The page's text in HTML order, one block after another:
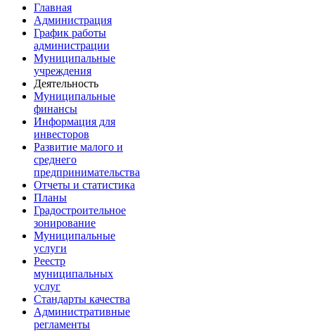
Главная
Администрация
График работы
администрации
Муниципальные
учреждения
Деятельность
Муниципальные
финансы
Информация для
инвесторов
Развитие малого и
среднего
предпринимательства
Отчеты и статистика
Планы
Градостроительное
зонирование
Муниципальные
услуги
Реестр
муниципальных
услуг
Стандарты качества
Административные
регламенты